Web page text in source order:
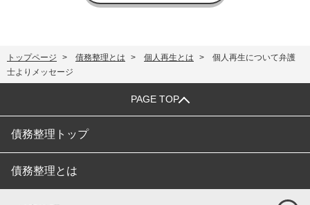
トップページ 債務整理とは 個人再生とは
個人再生について弁護
士よりメッセージ
PAGE TOP
債務整理トップ
債務整理とは